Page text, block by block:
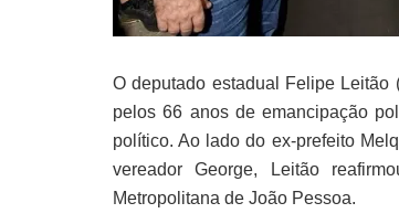
O deputado estadual Felipe Leitão
pelos 66 anos de emancipação
político. Ao lado do ex-prefeito
vereador George, Leitão
Metropolitana de João Pessoa.